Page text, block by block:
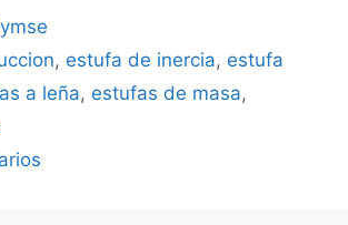
, estufa de inercia, estufa
a leña, estufas de masa,